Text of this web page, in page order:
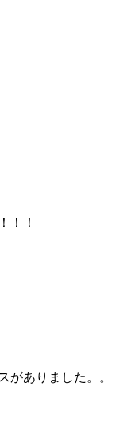
！！
がありました。。